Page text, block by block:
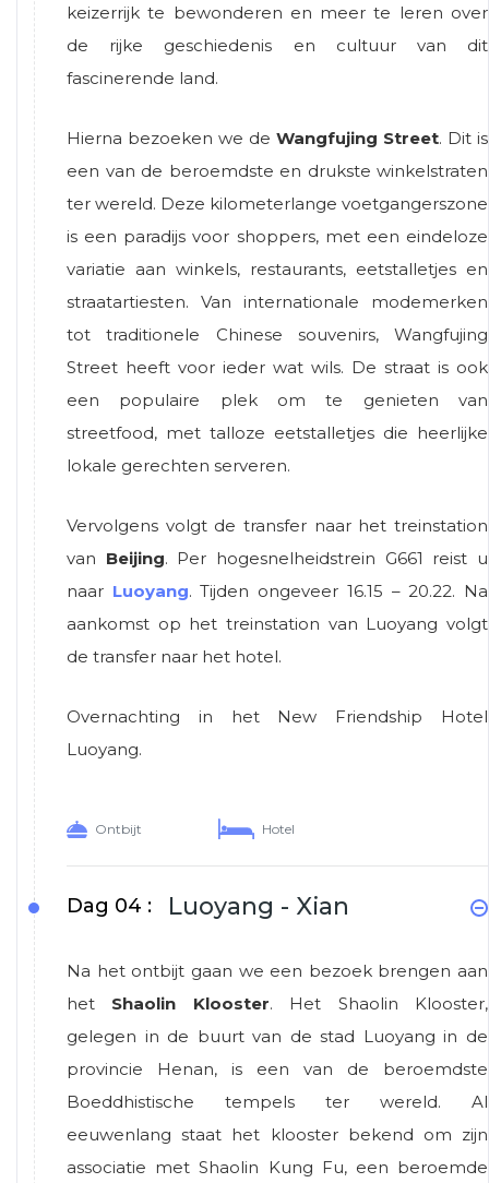
keizerrijk te bewonderen en meer te leren over
de rijke geschiedenis en cultuur van dit
fascinerende land.
Hierna bezoeken we de Wangfujing Street. Dit is
een van de beroemdste en drukste winkelstraten
ter wereld. Deze kilometerlange voetgangerszone
is een paradijs voor shoppers, met een eindeloze
variatie aan winkels, restaurants, eetstalletjes en
straatartiesten. Van internationale modemerken
tot traditionele Chinese souvenirs, Wangfujing
Street heeft voor ieder wat wils. De straat is ook
een populaire plek om te genieten van
streetfood, met talloze eetstalletjes die heerlijke
lokale gerechten serveren.
Vervolgens volgt de transfer naar het treinstation
van Beijing. Per hogesnelheidstrein G661 reist u
naar Luoyang. Tijden ongeveer 16.15 – 20.22. Na
aankomst op het treinstation van Luoyang volgt
de transfer naar het hotel.
Overnachting in het New Friendship Hotel
Luoyang.
Ontbijt Hotel
Dag 04 : Luoyang - Xian
Na het ontbijt gaan we een bezoek brengen aan
het Shaolin Klooster. Het Shaolin Klooster,
gelegen in de buurt van de stad Luoyang in de
provincie Henan, is een van de beroemdste
Boeddhistische tempels ter wereld. Al
eeuwenlang staat het klooster bekend om zijn
associatie met Shaolin Kung Fu, een beroemde